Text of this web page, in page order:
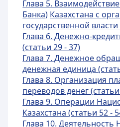
Глава 5.
Банка) Казахстана с
государственной
Глава 6. Денежно-
(статьи 29 - 37)
Глава 7. Денежное
денежная единица
Глава 8. Организация
переводов денег
Глава 9. Операции
Казахстана (статьи 52 -
Глава 10. Деятельность